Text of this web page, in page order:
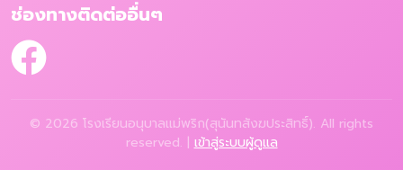
ช่องทางติดต่ออื่นๆ
© 2026 โรงเรียนอนุบาลแม่พริก(สุนันทสังฆประสิทธิ์). All rights
reserved. | เข้าสู่ระบบผู้ดูแล